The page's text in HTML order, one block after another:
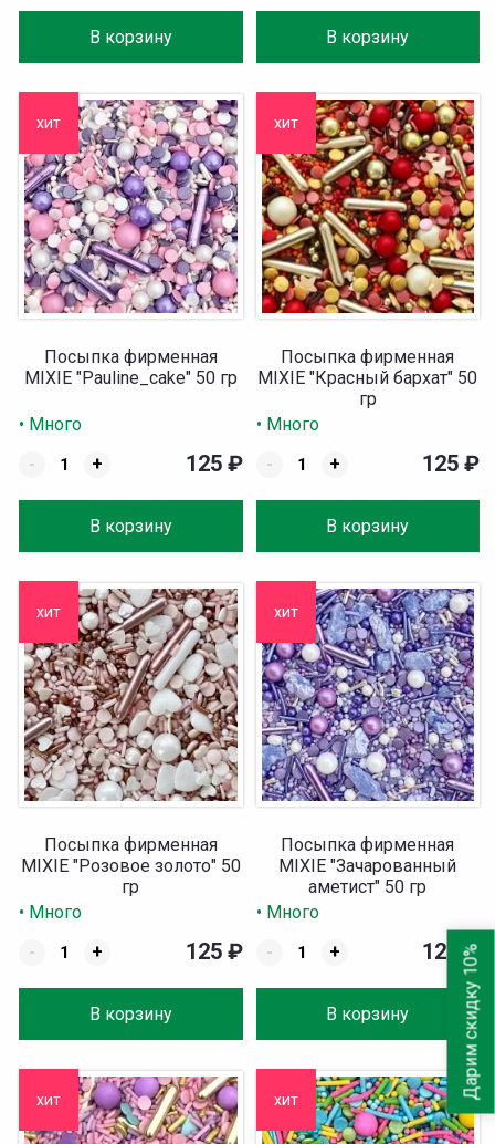
В корзину В корзину
хит
Посыпка фирменная
MIXIE "Pauline_cake" 50 гр
• Много
-
+
В корзину
125 ₽
хит
Посыпка фирменная
MIXIE "Красный бархат" 50
гр
• Много
-
+
В корзину
125 ₽
хит
Посыпка фирменная
MIXIE "Розовое золото" 50
гр
• Много
-
+
В корзину
125 ₽
хит
Посыпка фирменная
MIXIE "Зачарованный
аметист" 50 гр
• Много
-
+
В корзину
125₽
хит хит Дарим скидку 10%